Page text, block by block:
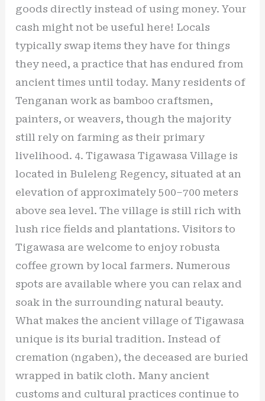
goods directly instead of using money. Your
cash might not be useful here! Locals
typically swap items they have for things
they need, a practice that has endured from
ancient times until today. Many residents of
Tenganan work as bamboo craftsmen,
painters, or weavers, though the majority
still rely on farming as their primary
livelihood. 4. Tigawasa Tigawasa Village is
located in Buleleng Regency, situated at an
elevation of approximately 500–700 meters
above sea level. The village is still rich with
lush rice fields and plantations. Visitors to
Tigawasa are welcome to enjoy robusta
coffee grown by local farmers. Numerous
spots are available where you can relax and
soak in the surrounding natural beauty.
What makes the ancient village of Tigawasa
unique is its burial tradition. Instead of
cremation (ngaben), the deceased are buried
wrapped in batik cloth. Many ancient
customs and cultural practices continue to